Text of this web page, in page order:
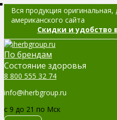
Вся продукция оригинальная,
американского сайта
Скидки и удобство
По брендам
Cостояние здоровья
8 800 555 32 74
info@iherbgroup.ru
c 9 до 21 по Мск